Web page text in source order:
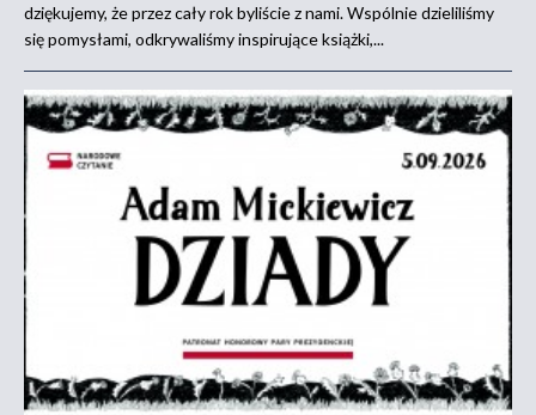
dziękujemy, że przez cały rok byliście z nami. Wspólnie dzieliliśmy
się pomysłami, odkrywaliśmy inspirujące książki,...